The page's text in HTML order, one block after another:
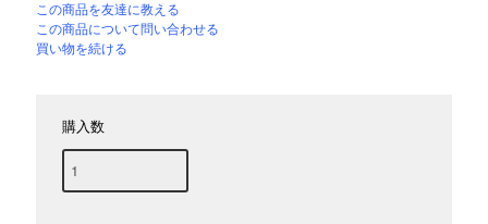
この商品を友達に教える
この商品について問い合わせる
買い物を続ける
購入数